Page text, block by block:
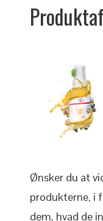
Ønsker du at
produkterne, i
dem, hvad de